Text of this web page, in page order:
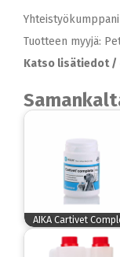
Tuotteen myyjä:
Katso lisätiedot /
AIKA Cartivet